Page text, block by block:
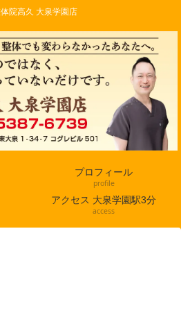
院高久 大泉学園店
プロフィール
profile
アクセス 大泉学園駅3分
access